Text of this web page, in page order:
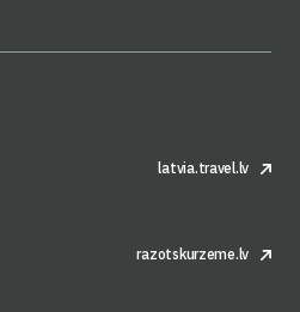
latvia.travel.lv
razotskurzeme.lv